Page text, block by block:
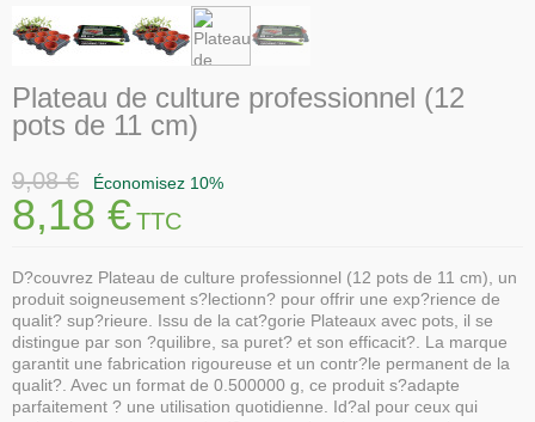
Plateau de culture professionnel (12
pots de 11 cm)
9,08 € Économisez 10%
8,18 €TTC
D?couvrez Plateau de culture professionnel (12 pots de 11 cm), un
produit soigneusement s?lectionn? pour offrir une exp?rience de
qualit? sup?rieure. Issu de la cat?gorie Plateaux avec pots, il se
distingue par son ?quilibre, sa puret? et son efficacit?. La marque
garantit une fabrication rigoureuse et un contr?le permanent de la
qualit?. Avec un format de 0.500000 g, ce produit s?adapte
parfaitement ? une utilisation quotidienne. Id?al pour ceux qui